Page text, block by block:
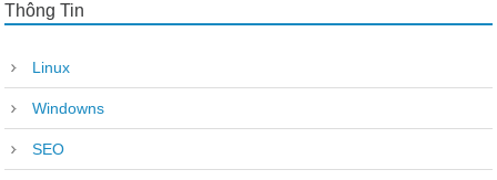
Thông Tin
Linux
Windowns
SEO